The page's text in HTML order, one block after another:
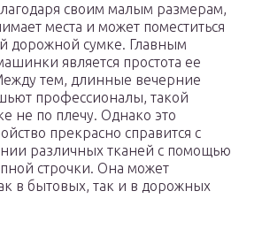
своим малым размерам,
места и может поместиться
дорожной сумке. Главным
является простота ее
тем, длинные вечерние
профессионалы, такой
не по плечу. Однако это
прекрасно справится с
различных тканей с помощью
строчки. Она может
в бытовых, так и в дорожных